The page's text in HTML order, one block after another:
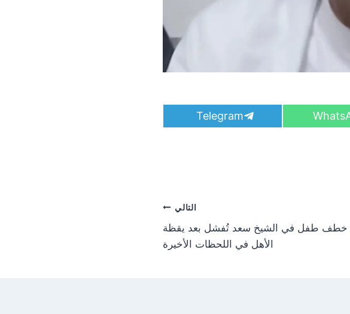
S
h
Telegram
التالي
خطف طفل في الشيخ سعد تُفشل بعد يقظة
الأهل في اللحظات الأخيرة